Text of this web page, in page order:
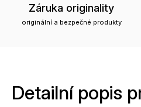
Záruka originality
originální a bezpečné produkty
Detailní popis